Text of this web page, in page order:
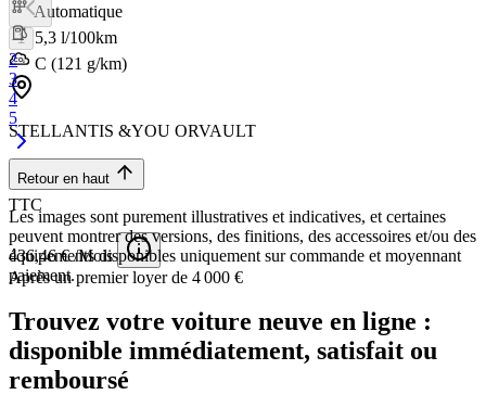
Automatique
5,3 l/100km
C (121 g/km)
STELLANTIS &YOU ORVAULT
43 799 €
TTC
436,46 € /Mois
Après un premier loyer de 4 000 €
1
2
3
4
5
Retour en haut
Les images sont purement illustratives et indicatives, et certaines
peuvent montrer des versions, des finitions, des accessoires et/ou des
équipements disponibles uniquement sur commande et moyennant
paiement.
Trouvez votre voiture neuve en ligne :
disponible immédiatement, satisfait ou
remboursé